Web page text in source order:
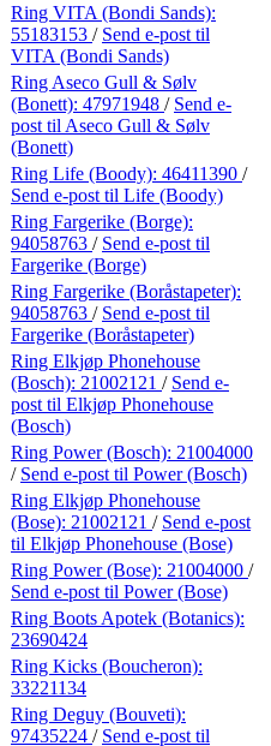
Ring VITA (Bondi Sands):
55183153 / Send e-post til
VITA (Bondi Sands)
Ring Aseco Gull & Sølv
(Bonett): 47971948 / Send e-
post til Aseco Gull & Sølv
(Bonett)
Ring Life (Boody): 46411390 /
Send e-post til Life (Boody)
Ring Fargerike (Borge):
94058763 / Send e-post til
Fargerike (Borge)
Ring Fargerike (Boråstapeter):
94058763 / Send e-post til
Fargerike (Boråstapeter)
Ring Elkjøp Phonehouse
(Bosch): 21002121 / Send e-
post til Elkjøp Phonehouse
(Bosch)
Ring Power (Bosch): 21004000
/ Send e-post til Power (Bosch)
Ring Elkjøp Phonehouse
(Bose): 21002121 / Send e-post
til Elkjøp Phonehouse (Bose)
Ring Power (Bose): 21004000 /
Send e-post til Power (Bose)
Ring Boots Apotek (Botanics):
23690424
Ring Kicks (Boucheron):
33221134
Ring Deguy (Bouveti):
97435224 / Send e-post til